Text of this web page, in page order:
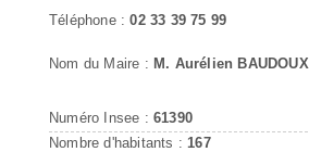
Téléphone :02 33 39 75 99
Nom du Maire : M. Aurélien BAUDOUX
Numéro Insee : 61390
Nombre d'habitants : 167